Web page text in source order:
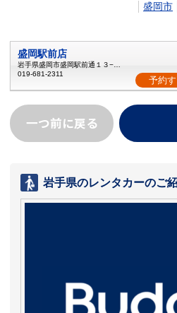
盛岡市
盛岡駅前店
019-681-2311
予約
一つ前に戻る
岩手県のレンタカーのご